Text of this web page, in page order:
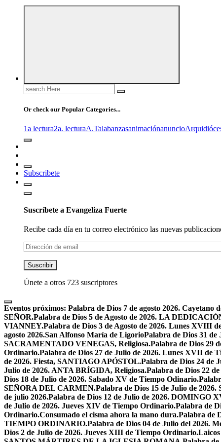
Search
for:
Or check our Popular Categories...
1a lectura2a. lecturaA.Talabanzasanimaciónanuncio
Subscribete
Suscríbete a Evangeliza Fuerte
Recibe cada día en tu correo electrónico las nuevas
Dirección
de
email
Suscribir
Únete a otros 723 suscriptores
Eventos próximos: Palabra de Dios 7 de agosto 2026. Cayetano
SEÑOR.Palabra de Dios 5 de Agosto de 2026. LA
VIANNEY.Palabra de Dios 3 de Agosto de 2026. Lunes XVIII
agosto 2026.San Alfonso María de LigorioPalabra de Dios 31
SACRAMENTADO VENEGAS, Religiosa.Palabra de Dios 29
Ordinario.Palabra de Dios 27 de Julio de 2026. Lunes XVII de
de 2026. Fiesta, SANTIAGO APÓSTOL.Palabra de Dios 24 de
Julio de 2026. ANTA BRÍGIDA, Religiosa.Palabra de Dios 22
Dios 18 de Julio de 2026. Sabado XV de Tiempo Odinario.
SEÑORA DEL CARMEN.Palabra de Dios 15 de Julio de
de julio 2026.Palabra de Dios 12 de Julio de 2026.
de Julio de 2026. Jueves XIV de Tiempo Ordinario.Palabra de
Ordinario.Consumado el cisma ahora la mano dura.Palabra de
TIEMPO ORDINARIO.Palabra de Dios 04 de Julio del 2026.
Dios 2 de Julio de 2026. Jueves XIII de Tiempo Ordinario.